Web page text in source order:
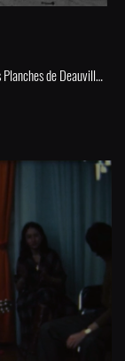
Mère et petites filles se promènent près de la plage et des Planches de Deauville en 1930.